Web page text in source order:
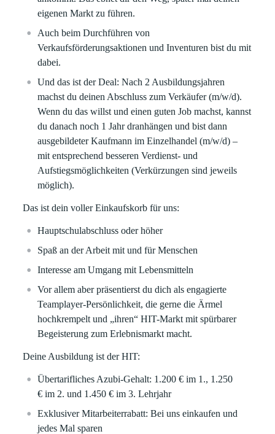
eigenen Markt zu führen.
Auch beim Durchführen von
Verkaufsförderungsaktionen und Inventuren bist du mit
dabei.
Und das ist der Deal: Nach 2 Ausbildungsjahren
machst du deinen Abschluss zum Verkäufer (m/w/d).
Wenn du das willst und einen guten Job machst, kannst
du danach noch 1 Jahr dranhängen und bist dann
ausgebildeter Kaufmann im Einzelhandel (m/w/d) –
mit entsprechend besseren Verdienst- und
Aufstiegsmöglichkeiten (Verkürzungen sind jeweils
möglich).
Das ist dein voller Einkaufskorb für uns:
Hauptschulabschluss oder höher
Spaß an der Arbeit mit und für Menschen
Interesse am Umgang mit Lebensmitteln
Vor allem aber präsentierst du dich als engagierte
Teamplayer-Persönlichkeit, die gerne die Ärmel
hochkrempelt und „ihren“ HIT-Markt mit spürbarer
Begeisterung zum Erlebnismarkt macht.
Deine Ausbildung ist der HIT:
Übertarifliches Azubi-Gehalt: 1.200 €im 1., 1.250
€im 2. und 1.450 € im 3. Lehrjahr
Exklusiver Mitarbeiterrabatt: Bei uns einkaufen und
jedes Mal sparen